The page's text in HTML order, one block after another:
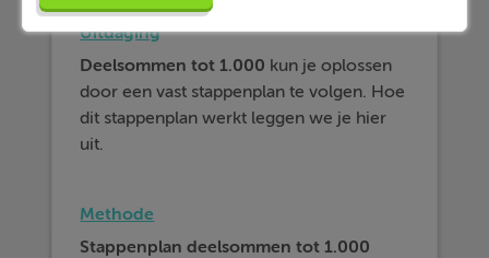
Uitdaging
Deelsommen tot 1.000 kun je oplossen
door een vast stappenplan te volgen. Hoe
dit stappenplan werkt leggen we je hier
uit.
Methode
Stappenplan deelsommen tot 1.000